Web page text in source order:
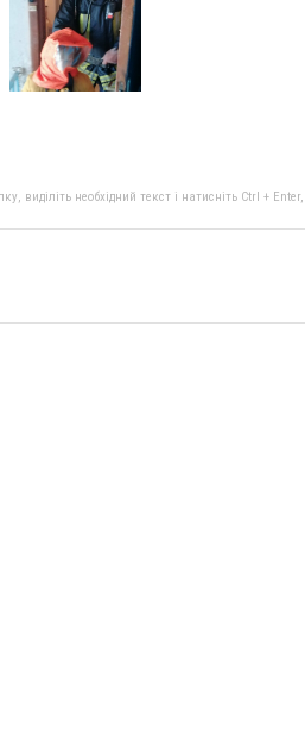
виділіть необхідний текст і натисніть Ctrl +